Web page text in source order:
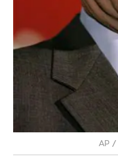
/
AP